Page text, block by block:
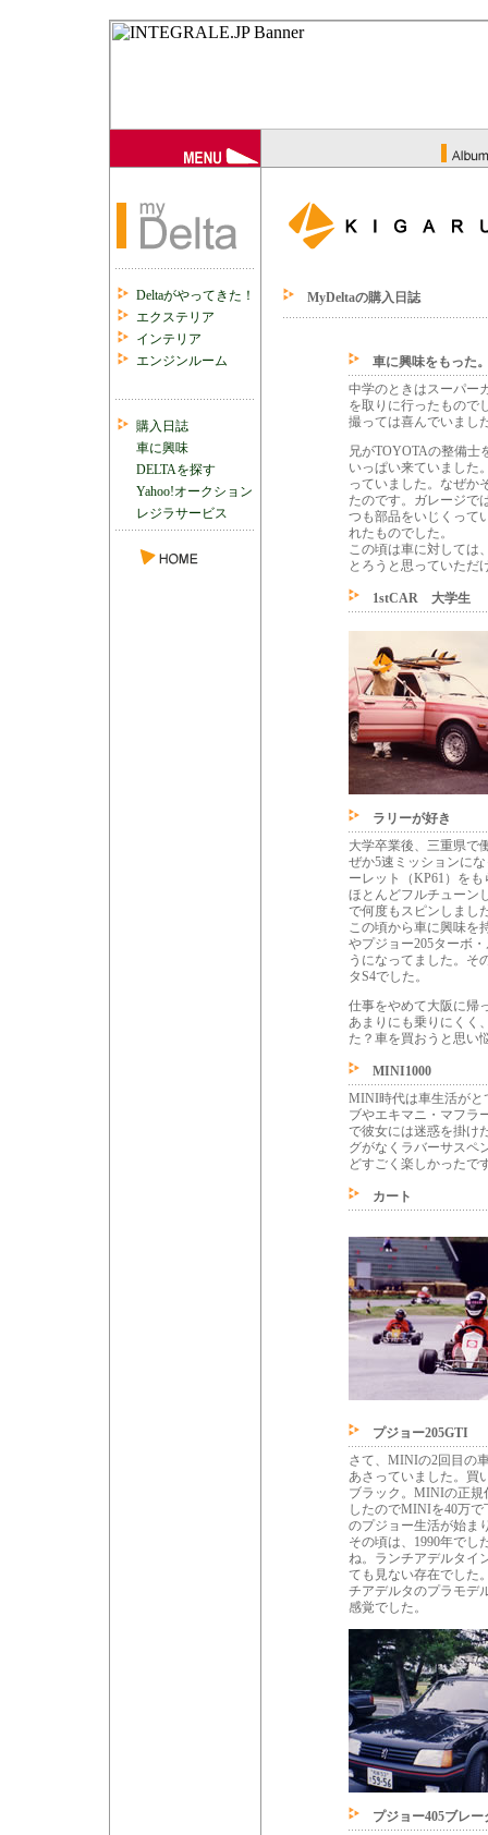
Deltaがやってきた！
エクステリア
インテリア
エンジンルーム
購入日誌
車に興味
DELTAを探す
Yahoo!オークション
レジラサービス
MyDeltaの購入日誌
車に興味をもった
中学のときはスーパー
を取りに行ったもので
撮っては喜んでいまし
兄がTOYOTAの整備士
いっぱい来ていました
っていました。なぜか
たのです。ガレージで
つも部品をいじくって
れたものでした。
この頃は車に対しては
とろうと思っていただ
1stCAR 大学生
ラリーが好き
大学卒業後、三重県で
ぜか5速ミッションに
ーレット（KP61）を
ほとんどフルチューン
で何度もスピンしまし
この頃から車に興味を
やプジョー205ターボ
うになってました。そ
タS4でした。
仕事をやめて大阪に帰
あまりにも乗りにくく
た？車を買おうと思い
MINI1000
MINI時代は車生活がと
ブやエキマニ・マフラ
で彼女には迷惑を掛け
グがなくラバーサスペ
どすごく楽しかったで
カート
プジョー205GTI
さて、MINIの2回目の
あさっていました。買
ブラック。MINIの正規
したのでMINIを40万
のプジョー生活が始ま
その頃は、1990年でし
ね。ランチアデルタイ
ても見ない存在でした
チアデルタのプラモデ
感覚でした。
プジョー405ブレー